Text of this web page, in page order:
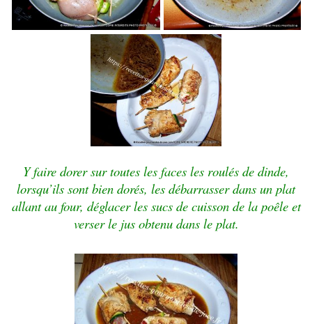
Y faire dorer sur toutes les faces les roulés de dinde,
lorsqu’ils sont bien dorés, les débarrasser dans un plat
allant au four, déglacer les sucs de cuisson de la poêle et
verser le jus obtenu dans le plat.